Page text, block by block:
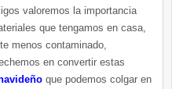
valoremos la importancia
que tengamos en casa,
menos contaminado,
en convertir estas
que podemos colgar en